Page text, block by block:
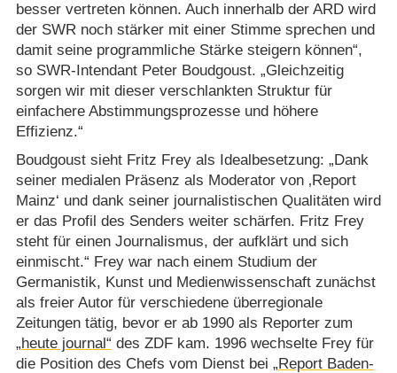
besser vertreten können. Auch innerhalb der ARD wird
der SWR noch stärker mit einer Stimme sprechen und
damit seine programmliche Stärke steigern können“,
so SWR-Intendant Peter Boudgoust. „Gleichzeitig
sorgen wir mit dieser verschlankten Struktur für
einfachere Abstimmungsprozesse und höhere
Effizienz.“
Boudgoust sieht Fritz Frey als Idealbesetzung: „Dank
seiner medialen Präsenz als Moderator von ‚Report
Mainz‘ und dank seiner journalistischen Qualitäten wird
er das Profil des Senders weiter schärfen. Fritz Frey
steht für einen Journalismus, der aufklärt und sich
einmischt.“ Frey war nach einem Studium der
Germanistik, Kunst und Medienwissenschaft zunächst
als freier Autor für verschiedene überregionale
Zeitungen tätig, bevor er ab 1990 als Reporter zum
„heute journal“ des ZDF kam. 1996 wechselte Frey für
die Position des Chefs vom Dienst bei „Report Baden-